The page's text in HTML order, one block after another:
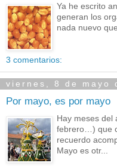
Ya he escrito
generan los
nada nuevo
3 comentarios:
viernes, 8 de mayo
Por mayo, es por mayo
Hay meses del
febrero…) que
recuerdo
Mayo es otr...